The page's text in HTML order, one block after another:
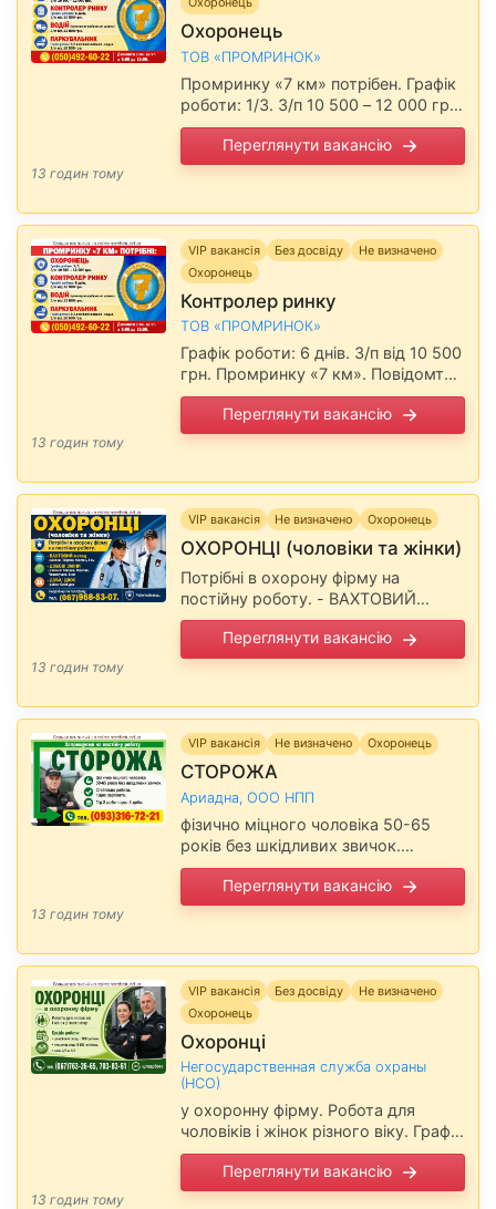
охоронці увійшли до топ-10 робітничих
спеціальностей за кількістю оголошень.
Враховуючи відновлення ринку праці
«блакитних комірців» на 113% до вересня 2023
року, попит на охоронців залишається
Охоронець
ТОВ «ПРОМРИНОК»
Промринку «7 км» потрібен. Графік
роботи: 1/3. З/п 10 500 – 12 000 грн.
Повідомте, будь ласка,
роботодавцю, що Ви прочитали
вакансію на сайті narabotu.od.ua
Переглянути вакансію
13 годин тому
VIP вакансія Без досвіду
Не визначено
Охоронець
Контролер ринку
ТОВ «ПРОМРИНОК»
Графік роботи: 6 днів. З/п від 10 500
грн. Промринку «7 км». Повідомте,
будь ласка, роботодавцю, що Ви
прочитали вакансію на сайті
narabotu.od.ua
Переглянути вакансію
13 годин тому
VIP вакансія Не визначено Охоронець
ОХОРОНЦІ (чоловіки та жінки)
Потрібні в охорону фірму на
постійну роботу. - ВАХТОВИЙ
метод - райони: Таїрове, Фонтан, 6
км - ДОБОВІ ЗМІНИ - райони:
Таїрове, Фонтан, Черемушки, 6 …
Переглянути вакансію
13 годин тому
VIP вакансія Не визначено Охоронець
СТОРОЖА
Ариадна, ООО НПП
фізично міцного чоловіка 50-65
років без шкідливих звичок.
Запрошуємо на постiйну роботу.
Стабільна робота. Гідна зарплата. Г/
р 2 доби через 4 доби. Повідомте,
Переглянути вакансію
13 годин тому
VIP вакансія Без досвіду
Не визначено
Охоронець
Охоронці
Негосударственная служба охраны
(НСО)
у охоронну фірму. Робота для
чоловіків і жінок різного віку. Графік
роботи: - цілодобовий, оклад - 1100
грн/зміна - нічна зміна, оклад 10
000 грн/місяць …
Переглянути вакансію
13 годин тому